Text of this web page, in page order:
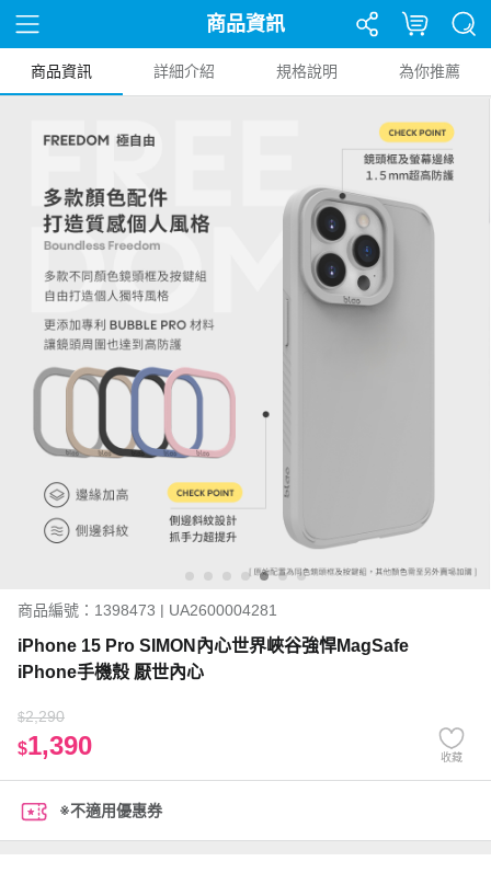
商品資訊
商品資訊 詳細介紹 規格說明 為你推薦
商品編號：1398473 | UA2600004281
iPhone 15 Pro SIMON內心世界峽谷強悍MagSafe
iPhone手機殼 厭世內心
$2,290
$1,390 收藏
※不適用優惠券